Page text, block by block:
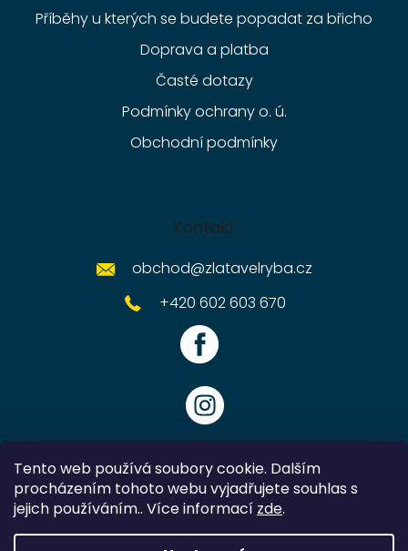
Tento web používá soubory cookie. Dalším
procházením tohoto webu vyjadřujete souhlas s
jejich používáním.. Více informací zde.
Příběhy u kterých se budete popadat za břicho
Doprava a platba
Časté dotazy
Podmínky ochrany o. ú.
Obchodní podmínky
Kontakt
obchod@zlatavelryba.cz
+420 602 603 670